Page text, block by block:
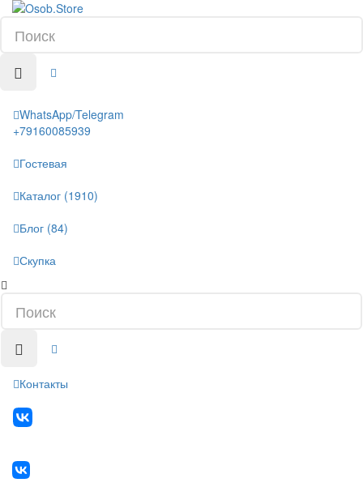
WhatsApp/Telegram
+79160085939
Гостевая
Каталог (1910)
Блог (84)
Скупка
Контакты